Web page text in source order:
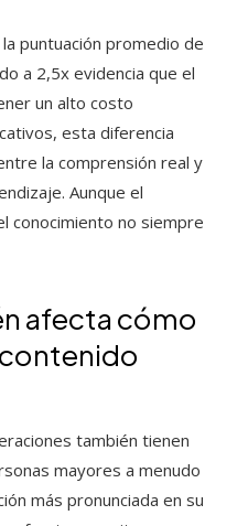
puntuación promedio de
a 2,5x evidencia que el
un alto costo
esta diferencia
la comprensión real y
Aunque el
conocimiento no siempre
afecta cómo
también tienen
mayores a menudo
más pronunciada en su